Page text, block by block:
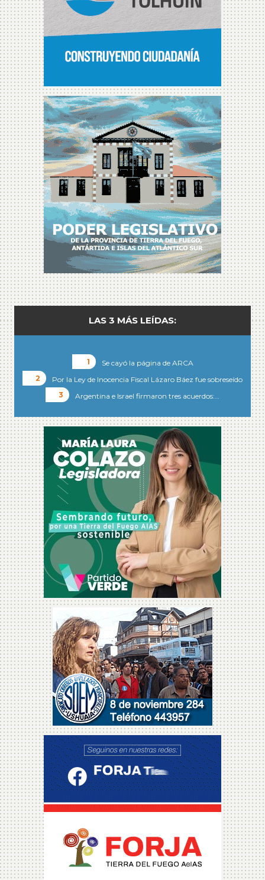
LAS 3 MÁS LEÍDAS:
Se cayó la página de ARCA
Por la Ley de Inocencia Fiscal Lázaro Báez fue sobreseído
Argentina e Israel firmaron tres acuerdos:…